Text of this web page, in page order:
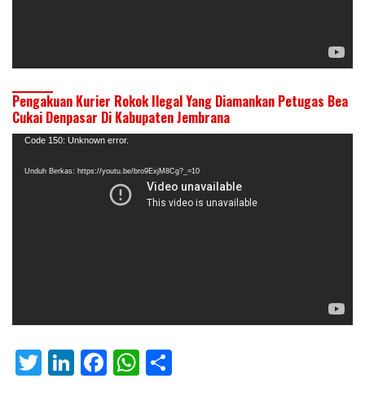
Pengakuan Kurier Rokok Ilegal Yang Diamankan Petugas Bea
Cukai Denpasar Di Kabupaten Jembrana
Pemutar
Code 150: Unknown error.
Unduh Berkas: https://youtu.be/bro9ExjM8Cg?_=10
T Li F W